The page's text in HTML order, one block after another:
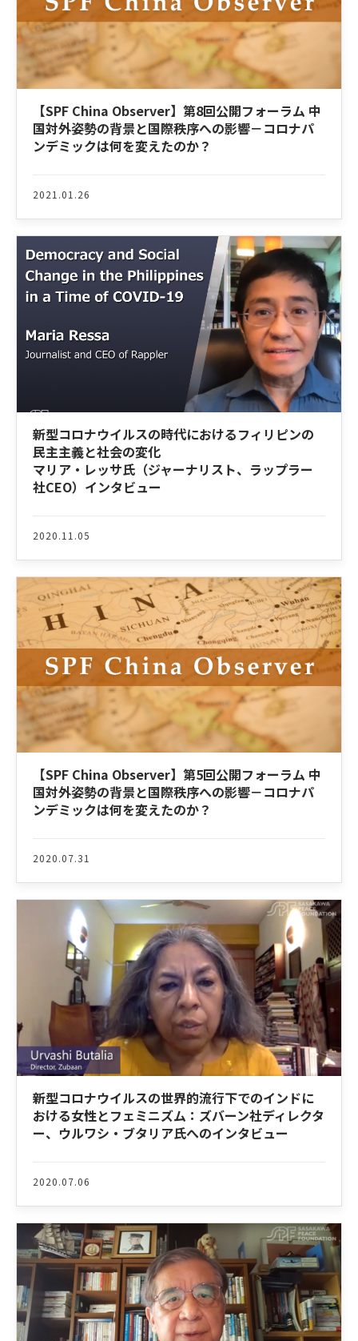
【SPF China Observer】第8回公開フォーラム 中
国対外姿勢の背景と国際秩序への影響－コロナパ
ンデミックは何を変えたのか？
2021.01.26
新型コロナウイルスの時代におけるフィリピンの
民主主義と社会の変化
マリア・レッサ氏（ジャーナリスト、ラップラー
社CEO）インタビュー
2020.11.05
【SPF China Observer】第5回公開フォーラム 中
国対外姿勢の背景と国際秩序への影響－コロナパ
ンデミックは何を変えたのか？
2020.07.31
新型コロナウイルスの世界的流行下でのインドに
おける女性とフェミニズム：ズバーン社ディレクタ
ー、ウルワシ・ブタリア氏へのインタビュー
2020.07.06